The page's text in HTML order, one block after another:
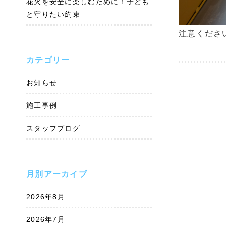
と守りたい約束
カテゴリー
お知らせ
施工事例
スタッフブログ
月別アーカイブ
2026年8月
2026年7月
注意くださ